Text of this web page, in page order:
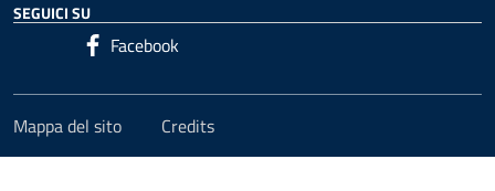
SEGUICI SU
Facebook
Mappa del sito Credits